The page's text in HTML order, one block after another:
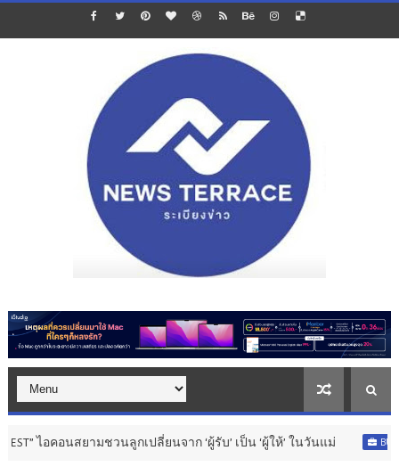
อคอนสยามชวนลูกเปลี่ยนจาก ‘ผู้รับ’ เป็น ‘ผู้ให้’ ในวันแม่ BUSINESS &